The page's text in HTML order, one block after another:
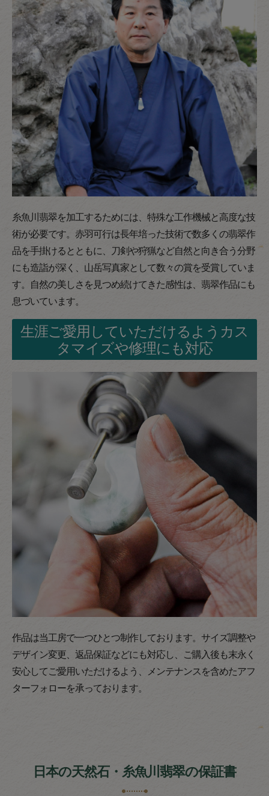
糸魚川翡翠を加工するためには、特殊な工作機械と高度な技
術が必要です。赤羽可行は長年培った技術で数多くの翡翠作
品を手掛けるとともに、刀剣や狩猟など自然と向き合う分野
にも造詣が深く、山岳写真家として数々の賞を受賞していま
す。自然の美しさを見つめ続けてきた感性は、翡翠作品にも
息づいています。
生涯ご愛用していただけるようカス
タマイズや修理にも対応
作品は当工房で一つひとつ制作しております。サイズ調整や
デザイン変更、返品保証などにも対応し、ご購入後も末永く
安心してご愛用いただけるよう、メンテナンスを含めたアフ
ターフォローを承っております。
日本の天然石・糸魚川翡翠の保証書